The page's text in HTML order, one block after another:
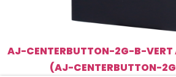
AJ-CENTERBUTTON-2G-B-
(AJ-CENTERBUTTON-